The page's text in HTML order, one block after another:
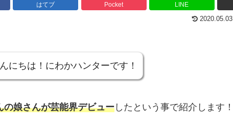
はてブ Pocket LINE
2020.05.03
にちは！にわかハンターです！
の娘さんが芸能界デビュー したという事で紹介します！